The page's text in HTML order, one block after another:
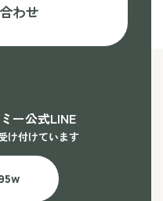
わせ
ー公式LINE
け付けています